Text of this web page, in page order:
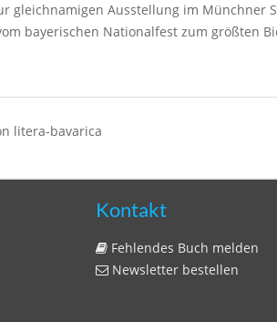
gleichnamigen Ausstellung im Münchner
bayerischen Nationalfest zum größten
litera-bavarica
Kontakt
Fehlendes Buch melden
Newsletter bestellen